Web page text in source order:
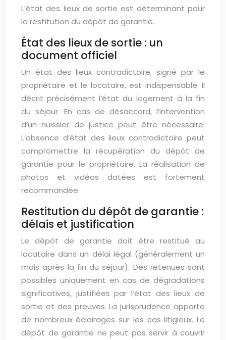
L’état des lieux de sortie est déterminant pour
la restitution du dépôt de garantie.
État des lieux de sortie : un
document officiel
Un état des lieux contradictoire, signé par le
propriétaire et le locataire, est indispensable. Il
décrit précisément l’état du logement à la fin
du séjour. En cas de désaccord, l’intervention
d’un huissier de justice peut être nécessaire.
L’absence d’état des lieux contradictoire peut
compromettre la récupération du dépôt de
garantie pour le propriétaire. La réalisation de
photos et vidéos datées est fortement
recommandée.
Restitution du dépôt de garantie :
délais et justification
Le dépôt de garantie doit être restitué au
locataire dans un délai légal (généralement un
mois après la fin du séjour). Des retenues sont
possibles uniquement en cas de dégradations
significatives, justifiées par l’état des lieux de
sortie et des preuves. La jurisprudence apporte
de nombreux éclairages sur les cas litigieux. Le
dépôt de garantie ne peut pas servir à couvrir